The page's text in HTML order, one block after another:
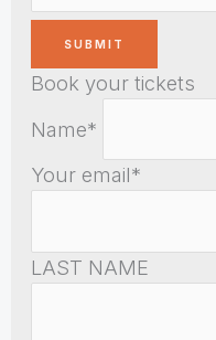
Book your tickets
Name*
Your email*
LAST NAME